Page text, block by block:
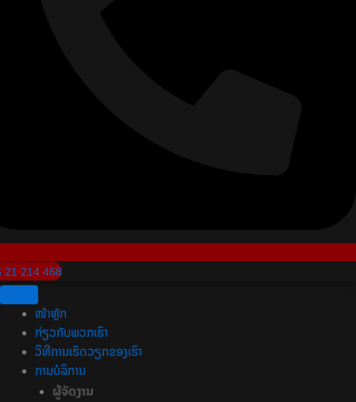
21 214 468
ໜ້າຫຼັກ
ກ່ຽວກັບພວກເຮົາ
ວິທີການເຮັດວຽກຂອງເຮົາ
ການບໍລິການ
ຜູ້ຈັດງານ